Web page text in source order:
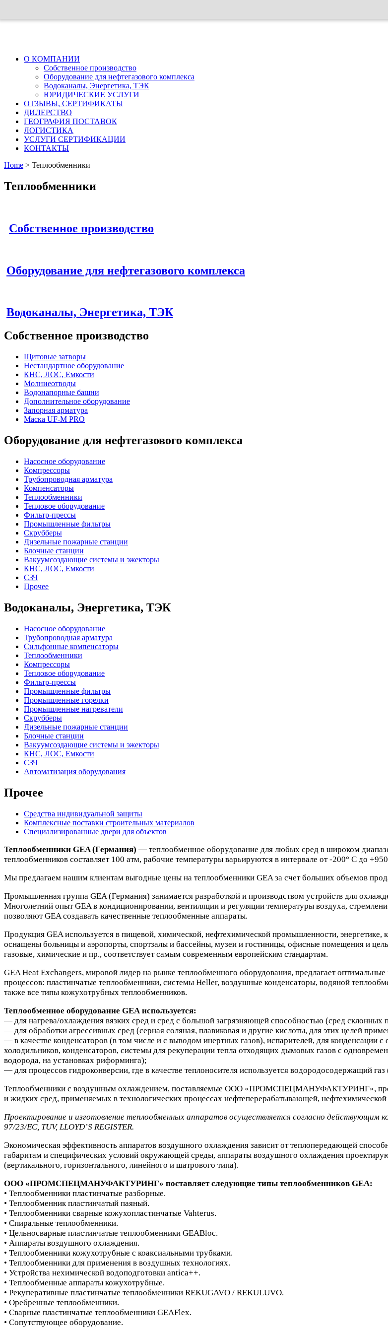
О КОМПАНИИ
Собственное производство
Оборудование для нефтегазового комплекса
Водоканалы, Энергетика, ТЭК
ЮРИДИЧЕСКИЕ УСЛУГИ
ОТЗЫВЫ, СЕРТИФИКАТЫ
ДИЛЕРСТВО
ГЕОГРАФИЯ ПОСТАВОК
ЛОГИСТИКА
УСЛУГИ СЕРТИФИКАЦИИ
КОНТАКТЫ
Home > Теплообменники
Теплообменники
Собственное производство
Оборудование для нефтегазового комплекса
Водоканалы, Энергетика, ТЭК
Собственное производство
Щитовые затворы
Нестандартное оборудование
КНС, ЛОС, Емкости
Молниеотводы
Водонапорные башни
Дополнительное оборудование
Запорная арматура
Маска UF-M PRO
Оборудование для нефтегазового комплекса
Насосное оборудование
Компрессоры
Трубопроводная арматура
Компенсаторы
Теплообменники
Тепловое оборудование
Фильтр-прессы
Промышленные фильтры
Скрубберы
Дизельные пожарные станции
Блочные станции
Вакуумсоздающие системы и эжекторы
КНС, ЛОС, Емкости
СЗЧ
Прочее
Водоканалы, Энергетика, ТЭК
Насосное оборудование
Трубопроводная арматура
Сильфонные компенсаторы
Теплообменники
Компрессоры
Тепловое оборудование
Фильтр-прессы
Промышленные фильтры
Промышленные горелки
Промышленные нагреватели
Скрубберы
Дизельные пожарные станции
Блочные станции
Вакуумсоздающие системы и эжекторы
КНС, ЛОС, Емкости
СЗЧ
Автоматизация оборудования
Прочее
Средства индивидуальной защиты
Комплексные поставки строительных материалов
Специализированные двери для объектов
Теплообменники GEA (Германия) — теплообменное оборудование для любых сред в широком
теплообменников составляет 100 атм, рабочие температуры варьируются в интервале от -200° С до
Мы предлагаем нашим клиентам выгодные цены на теплообменники GEA за счет больших объемов
Промышленная группа GEA (Германия) занимается разработкой и производством устройств для
Многолетний опыт GEA в кондиционировании, вентиляции и регуляции температуры воздуха,
позволяют GEA создавать качественные теплообменные аппараты.
Продукция GEA используется в пищевой, химической, нефтехимической промышленности,
оснащены больницы и аэропорты, спортзалы и бассейны, музеи и гостиницы, офисные помещения и
газовые, химические и пр., соответствует самым современным европейским стандартам.
GEA Heat Exchangers, мировой лидер на рынке теплообменного оборудования, предлагает
процессов: пластинчатые теплообменники, системы Heller, воздушные конденсаторы, водяной
также все типы кожухотрубных теплообменников.
Теплообменное оборудование GEA используется:
— для нагрева/охлаждения вязких сред и сред с большой загрязняющей способностью (сред склонных
— для обработки агрессивных сред (серная соляная, плавиковая и другие кислоты, для этих целей
— в качестве конденсаторов (в том числе и с выводом инертных газов), испарителей, для конденсации
холодильников, конденсаторов, системы для рекуперации тепла отходящих дымовых газов с
водорода, на установках риформинга);
— для процессов гидроконверсии, где в качестве теплоносителя используется водородосодержащий
Теплообменники с воздушным охлаждением, поставляемые ООО «ПРОМСПЕЦМАНУФАКТУРИНГ»,
и жидких сред, применяемых в технологических процессах нефтеперерабатывающей,
Проектирование и изготовление теплообменных аппаратов осуществляется согласно
97/23/EC, TUV, LLOYD’S REGISTER.
Экономическая эффективность аппаратов воздушного охлаждения зависит от теплопередающей
габаритам и специфических условий окружающей среды, аппараты воздушного охлаждения
(вертикального, горизонтального, линейного и шатрового типа).
ООО «ПРОМСПЕЦМАНУФАКТУРИНГ» поставляет следующие типы теплообменников GEA:
• Теплообменники пластинчатые разборные.
• Теплообменник пластинчатый паяный.
• Теплообменники сварные кожухопластинчатые Vahterus.
• Спиральные теплообменники.
• Цельносварные пластинчатые теплообменники GEABloc.
• Аппараты воздушного охлаждения.
• Теплообменники кожухотрубные с коаксиальными трубками.
• Теплообменники для применения в воздушных технологиях.
• Устройства нехимической водоподготовки antica++.
• Теплообменные аппараты кожухотрубные.
• Рекуперативные пластинчатые теплообменники REKUGAVO / REKULUVO.
• Оребренные теплообменники.
• Сварные пластинчатые теплообменники GEAFlex.
• Сопутствующее оборудование.